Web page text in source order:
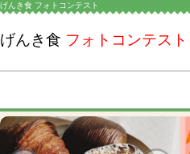
げんき食 フォトコンテスト
げんき食 フォトコンテスト